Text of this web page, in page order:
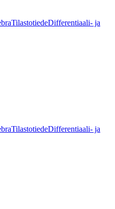
TilastotiedeDifferentiaali- ja
TilastotiedeDifferentiaali- ja